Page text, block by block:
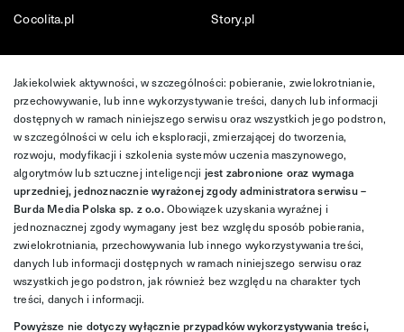
Cocolita.pl
Story.pl
Jakiekolwiek aktywności, w szczególności: pobieranie, zwielokrotnianie,
przechowywanie, lub inne wykorzystywanie treści, danych lub informacji
dostępnych w ramach niniejszego serwisu oraz wszystkich jego podstron,
w szczególności w celu ich eksploracji, zmierzającej do tworzenia,
rozwoju, modyfikacji i szkolenia systemów uczenia maszynowego,
algorytmów lub sztucznej inteligencji jest zabronione oraz wymaga
uprzedniej, jednoznacznie wyrażonej zgody administratora serwisu –
Burda Media Polska sp. z o.o.Obowiązek uzyskania wyraźnej i
jednoznacznej zgody wymagany jest bez względu sposób pobierania,
zwielokrotniania, przechowywania lub innego wykorzystywania treści,
danych lub informacji dostępnych w ramach niniejszego serwisu oraz
wszystkich jego podstron, jak również bez względu na charakter tych
treści, danych i informacji.
Powyższe nie dotyczy wyłącznie przypadków wykorzystywania treści,